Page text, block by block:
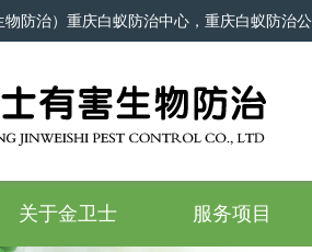
防治）重庆白蚁防治中心，重庆白蚁防治
关于金卫士 服务项目